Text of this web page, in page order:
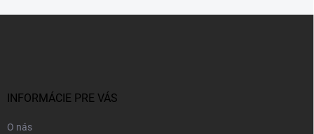
INFORMÁCIE PRE VÁS
O nás